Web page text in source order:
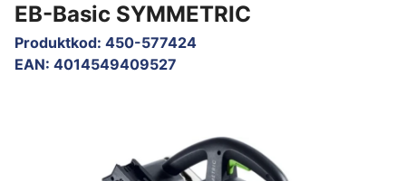
EB-Basic SYMMETRIC
Produktkod: 450-577424
EAN: 4014549409527